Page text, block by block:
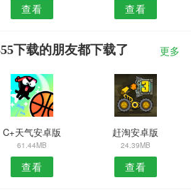
查看 查看
下载的朋友都下载了 更多
C+天气安卓版
61.44MB
查看
赶淘安卓版
24.39MB
查看